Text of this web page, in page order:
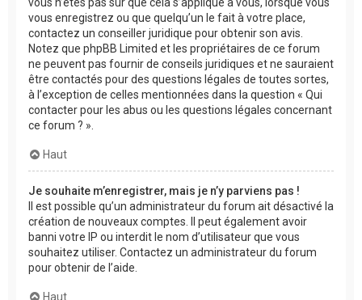
vous enregistrez ou que quelqu’un le fait à votre place,
contactez un conseiller juridique pour obtenir son avis.
Notez que phpBB Limited et les propriétaires de ce forum
ne peuvent pas fournir de conseils juridiques et ne sauraient
être contactés pour des questions légales de toutes sortes,
à l’exception de celles mentionnées dans la question « Qui
contacter pour les abus ou les questions légales concernant
ce forum ? ».
Haut
Je souhaite m’enregistrer, mais je n’y parviens pas !
Il est possible qu’un administrateur du forum ait désactivé la
création de nouveaux comptes. Il peut également avoir
banni votre IP ou interdit le nom d’utilisateur que vous
souhaitez utiliser. Contactez un administrateur du forum
pour obtenir de l’aide.
Haut